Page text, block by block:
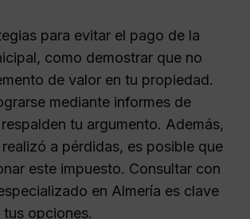
para evitar el pago de la
como demostrar que no
de valor en tu propiedad.
mediante informes de
tu argumento. Además,
a pérdidas, es posible que
este impuesto. Consultar con
en Almería es clave
opciones.